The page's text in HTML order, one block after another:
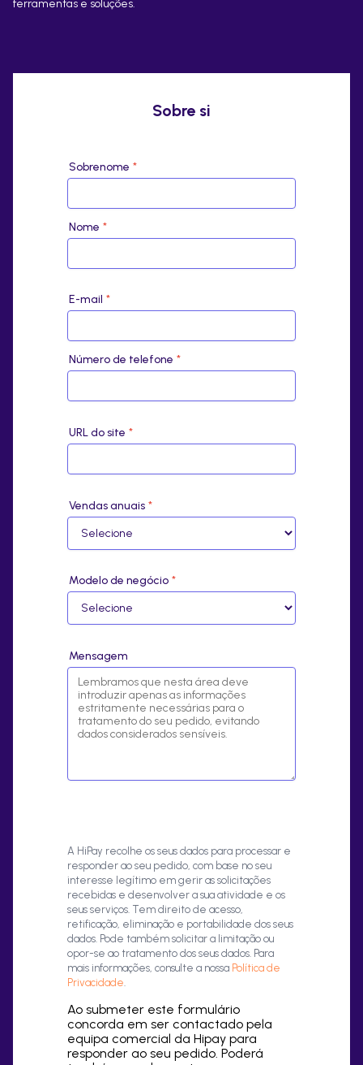
ferramentas e soluções.
Sobre si
Sobrenome *
Nome *
E-mail *
Número de telefone *
URL do site *
Vendas anuais *
Modelo de negócio *
Mensagem
A HiPay recolhe os seus dados para processar e
responder ao seu pedido, com base no seu
interesse legítimo em gerir as solicitações
recebidas e desenvolver a sua atividade e os
seus serviços. Tem direito de acesso,
retificação, eliminação e portabilidade dos seus
dados. Pode também solicitar a limitação ou
opor-se ao tratamento dos seus dados. Para
mais informações, consulte a nossa Política de
Privacidade
Ao submeter este formulário
concorda em ser contactado pela
equipa comercial da Hipay para
responder ao seu pedido. Poderá